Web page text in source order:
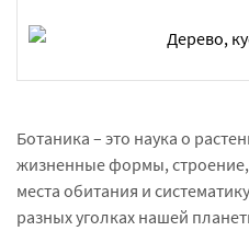
Ботаника – это наука о
жизненные формы,
места обитания и
разных уголках нашей